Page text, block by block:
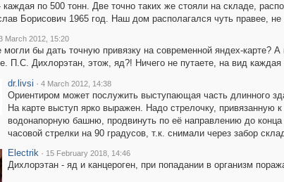
по 500 тонн. Две точно таких же стояли на складе,
Борисович 1965 год. Наш дом располагался чуть правее, не
March 2012, 15:20
бы дать точную привязку на современной яндех-карте?
П.С. Дихлорэтан, этож, яд?! Ничего не путаете, на вид
dr.livsi · 4 March 2012, 14:38
Ориентиром может послужить выступающая часть длинного
На карте выступ ярко выражен. Надо стрелочку,
водонапорную башню, продвинуть по её направлению до конца
часовой стрелки на 90 градусов, т.к. снимали через забор
Electrik · 15 February 2018, 14:46
Дихлорэтан - яд и канцероген, при попадании в организм